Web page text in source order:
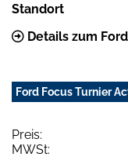
Standort
Details zum
Ford Focus Turnier
Preis:
MWSt: